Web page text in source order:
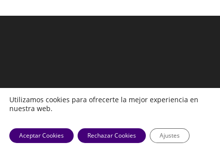
Copyright 2026 -Observatorio Económico laboral
Utilizamos cookies para ofrecerte la mejor experiencia en
nuestra web.
Aceptar Cookies Rechazar Cookies Ajustes